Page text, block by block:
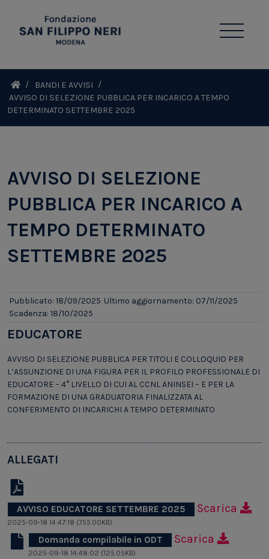
BANDI E AVVISI
AVVISO DI SELEZIONE PUBBLICA PER INCARICO A TEMPO
DETERMINATO SETTEMBRE 2025
AVVISO DI SELEZIONE
PUBBLICA PER INCARICO A
TEMPO DETERMINATO
SETTEMBRE 2025
Pubblicato: 18/09/2025 Ultimo aggiornamento: 07/11/2025
Scadenza: 18/10/2025
EDUCATORE
AVVISO DI SELEZIONE PUBBLICA PER TITOLI E COLLOQUIO PER
L’ASSUNZIONE DI UNA FIGURA PER IL PROFILO PROFESSIONALE DI
EDUCATORE – 4° LIVELLO DI CUI AL CCNL ANINSEI – E PER LA
FORMAZIONE DI UNA GRADUATORIA FINALIZZATA AL
CONFERIMENTO DI INCARICHI A TEMPO DETERMINATO
ALLEGATI
AVVISO EDUCATORE SETTEMBRE 2025 Scarica
2025-09-18 14:47:18 (755.00KB)
Domanda compilabile in ODT Scarica
2025-09-18 14:48:02 (125.05KB)